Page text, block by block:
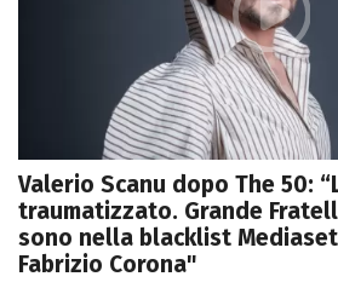
Valerio Scanu dopo The 50:
traumatizzato. Grande
sono nella blacklist
Fabrizio Corona"